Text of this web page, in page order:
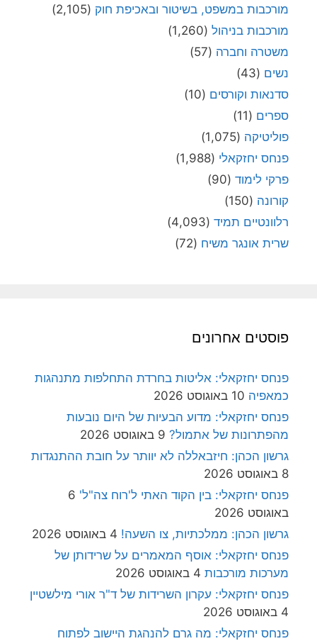
מורכבות במשפט, בשיטור ובאכיפת חוק (2,105)
מורכבות בניהול (1,260)
משטרה וחברה (57)
נשים (43)
סדנאות וקורסים (10)
ספרים (11)
פוליטיקה (1,075)
פנחס יחזקאלי (1,988)
פרקי לימוד (90)
קורונה (150)
רלוונטיים תמיד (4,093)
שרית אונגר משיח (72)
פוסטים אחרונים
פנחס יחזקאלי: אליטות בחרדת התחלפות מתנהגות
כמאפיה 10 באוגוסט 2026
פנחס יחזקאלי: מדוע הבעיות של היום נובעות
מהפתרונות של אתמול? 9 באוגוסט 2026
גרשון הכהן: חיזבאללה לא יוותר על חובת ההתנגדות
8 באוגוסט 2026
פנחס יחזקאלי: בין הקוד האתי ל'רוח צה"ל' 6
באוגוסט 2026
גרשון הכהן: ממלכתיות, צו השעה! 4 באוגוסט 2026
פנחס יחזקאלי: אוסף המאמרים על שרידותן של
מערכות מורכבות 4 באוגוסט 2026
פנחס יחזקאלי: עקרון השרידות של ד"ר אורי מילשטיין
4 באוגוסט 2026
פנחס יחזקאלי: מה גרם להנהגת היישוב לפתוח